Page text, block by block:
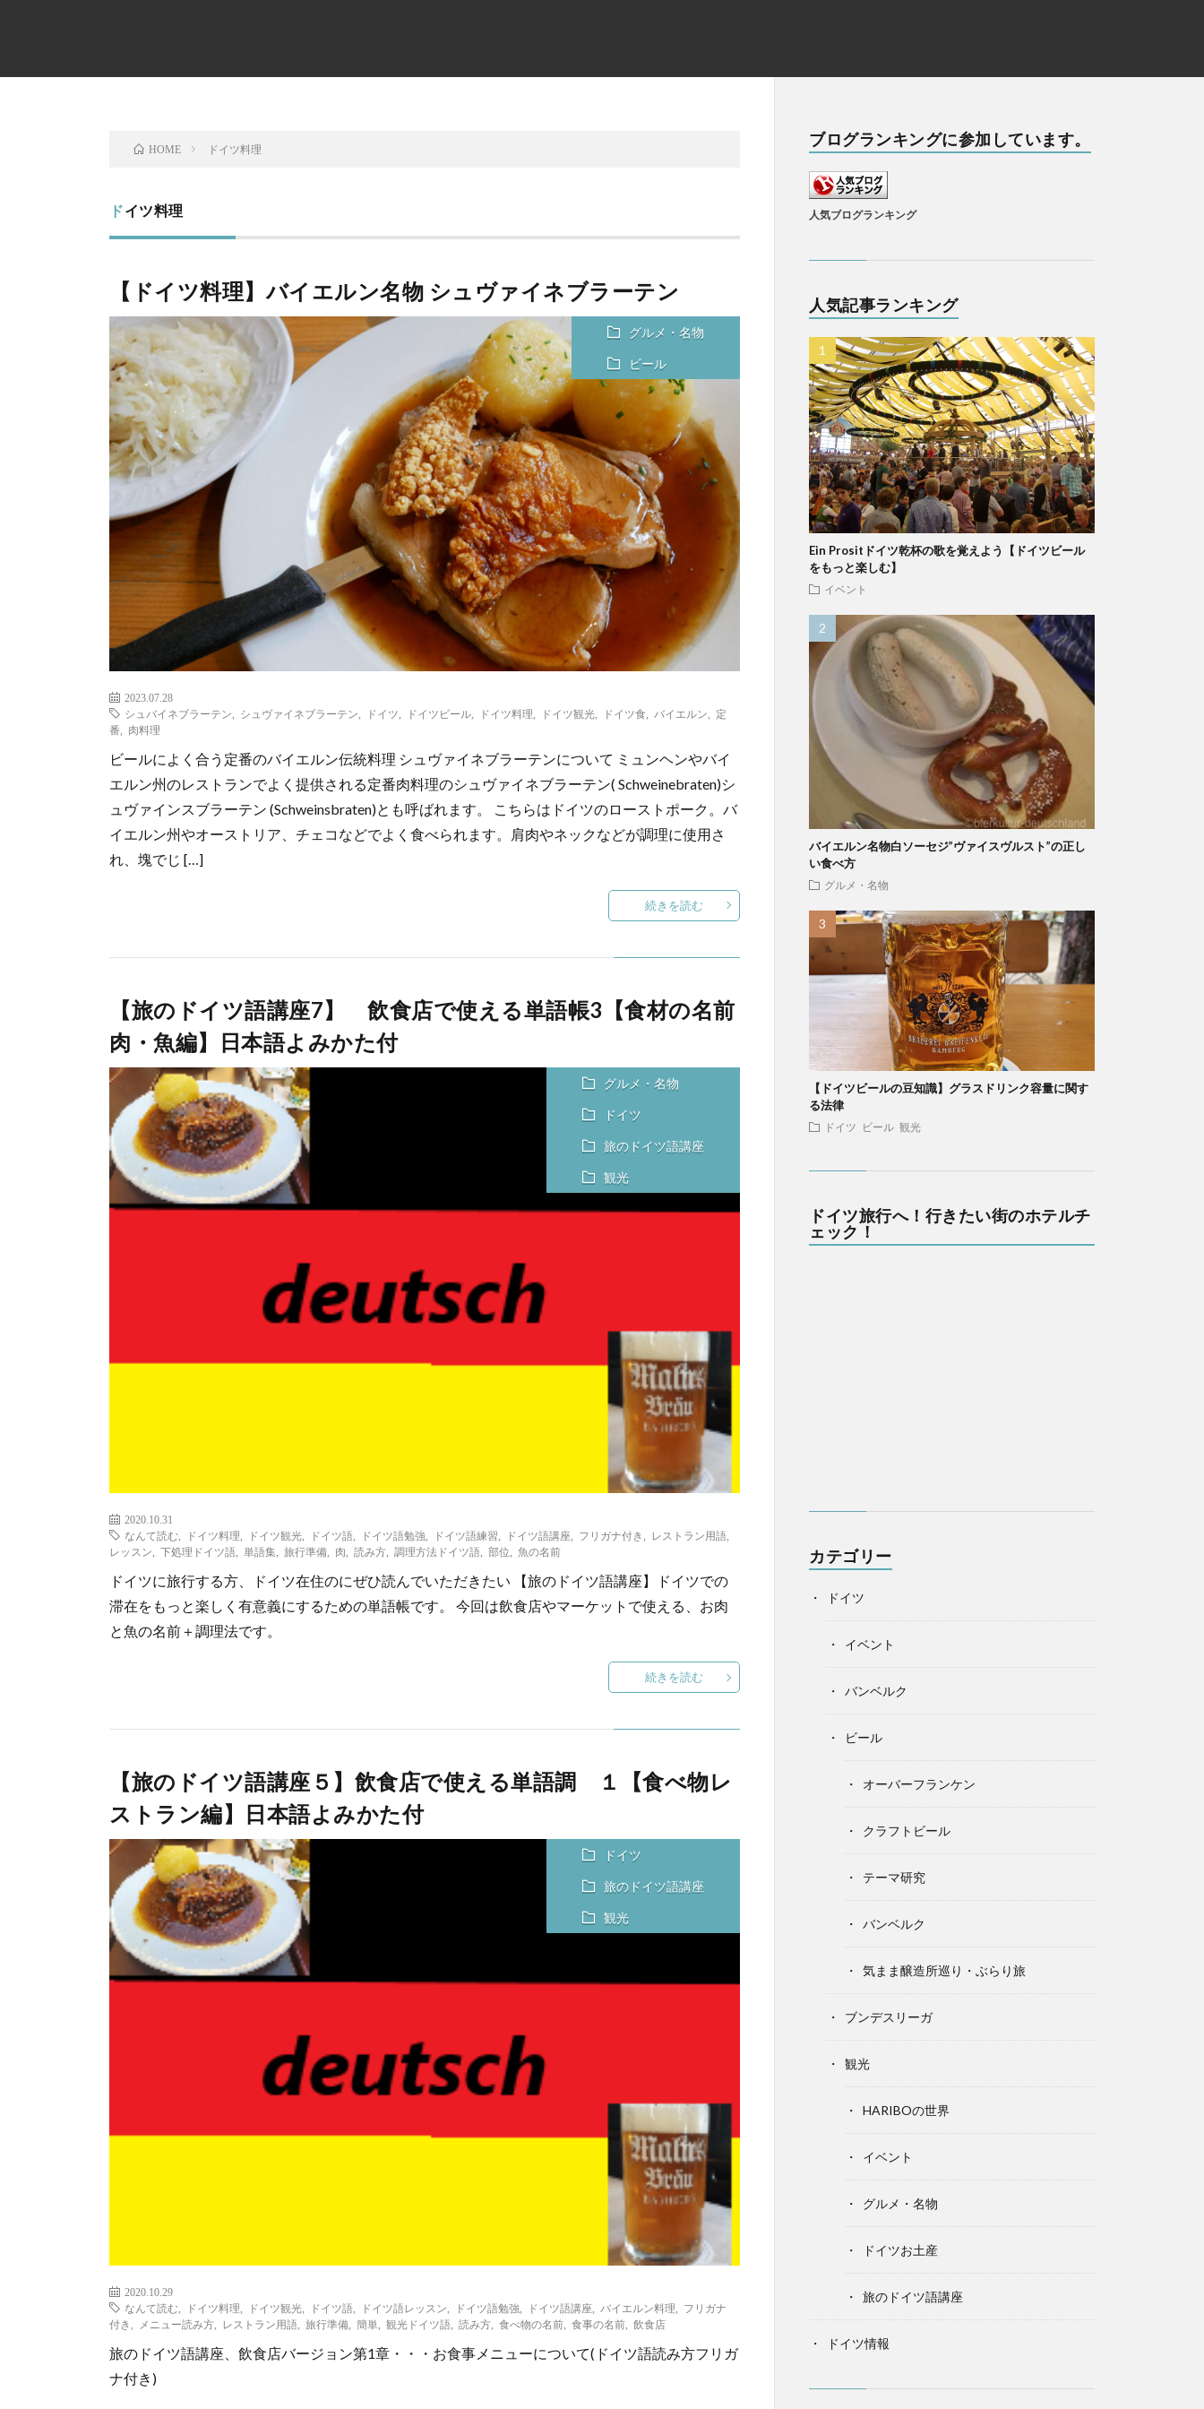
HOME ドイツ料理
ドイツ料理
【ドイツ料理】バイエルン名物 シュヴァイネブラーテン
グルメ・名物
ビール
2023.07.28
シュバイネブラーテン
シュヴァイネブラーテン ドイツ ドイツビール ドイツ料理 ドイツ観光 ドイツ食 バイエルン
定
番
肉料理
ビールによく合う定番のバイエルン伝統料理 シュヴァイネブラーテンについて ミュンヘンやバイ
エルン州のレストランでよく提供される定番肉料理のシュヴァイネブラーテン( Schweinebraten)シ
ュヴァインスブラーテン (Schweinsbraten)とも呼ばれます。 こちらはドイツのローストポーク。バ
イエルン州やオーストリア、チェコなどでよく食べられます。肩肉やネックなどが調理に使用さ
れ、塊でじ […]
続きを読む
【旅のドイツ語講座7】 飲食店で使える単語帳3【食材の名前
肉・魚編】日本語よみかた付
グルメ・名物
ドイツ
旅のドイツ語講座
観光
2020.10.31
なんて読む
ドイツ料理 ドイツ観光 ドイツ語 ドイツ語勉強 ドイツ語練習 ドイツ語講座 フリガナ付き レストラン用語
レッスン
下処理ドイツ語 単語集 旅行準備 肉 読み方 調理方法ドイツ語 部位 魚の名前
ドイツに旅行する方、ドイツ在住のにぜひ読んでいただきたい 【旅のドイツ語講座】ドイツでの
滞在をもっと楽しく有意義にするための単語帳です。 今回は飲食店やマーケットで使える、お肉
と魚の名前＋調理法です。
続きを読む
【旅のドイツ語講座５】飲食店で使える単語調 １【食べ物レ
ストラン編】日本語よみかた付
ドイツ
旅のドイツ語講座
観光
2020.10.29
なんて読む
ドイツ料理 ドイツ観光 ドイツ語 ドイツ語レッスン ドイツ語勉強 ドイツ語講座 バイエルン料理
フリガナ
付き
メニュー読み方 レストラン用語 旅行準備 簡単 観光ドイツ語 読み方 食べ物の名前 食事の名前 飲食店
旅のドイツ語講座、飲食店バージョン第1章・・・お食事メニューについて(ドイツ語読み方フリガ
ナ付き)
ブログランキングに参加しています。
人気ブログランキング
人気記事ランキング
Ein Prositドイツ乾杯の歌を覚えよう【ドイツビール
をもっと楽しむ】
イベント
バイエルン名物白ソーセジ”ヴァイスヴルスト”の正し
い食べ方
グルメ・名物
【ドイツビールの豆知識】グラスドリンク容量に関す
る法律
ドイツ ビール 観光
ドイツ旅行へ！行きたい街のホテルチ
ェック！
カテゴリー
ドイツ
イベント
バンベルク
ビール
オーバーフランケン
クラフトビール
テーマ研究
バンベルク
気まま醸造所巡り・ぶらり旅
ブンデスリーガ
観光
HARIBOの世界
イベント
グルメ・名物
ドイツお土産
旅のドイツ語講座
ドイツ情報